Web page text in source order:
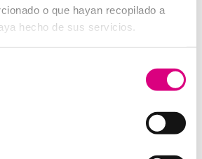
o que hayan recopilado a
hecho de sus servicios.